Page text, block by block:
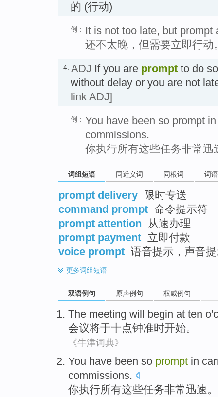
的 (行动)
例：
It is not too late, but prompt
还不太晚，但需要立即行动
4. ADJ If you are prompt to do
without delay or you are not
link ADJ]
例： You have been so prompt
commissions.
你执行所有这些任务非常迅
词组短语 同近义词 同根词 词
prompt delivery
限时专送
command prompt 命令提示符
prompt attention
从速办理
prompt payment 立即付款
voice prompt 语音提示，声音
更多词组短语
双语例句 原声例句 权威例句
The meeting will begin at ten
会议将于十点钟准时开始。
《牛津词典》
You have been so prompt in
commissions.
你执行所有这些任务非常迅速。